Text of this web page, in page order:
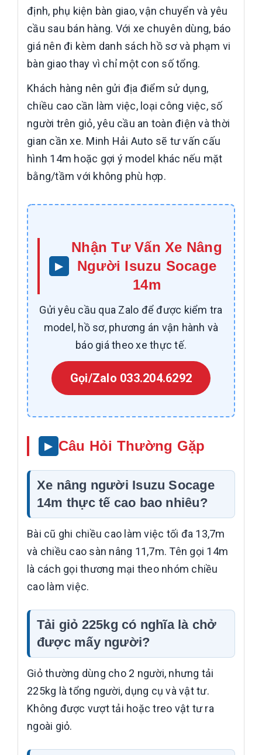
định, phụ kiện bàn giao, vận chuyển và yêu
cầu sau bán hàng. Với xe chuyên dùng, báo
giá nên đi kèm danh sách hồ sơ và phạm vi
bàn giao thay vì chỉ một con số tổng.
Khách hàng nên gửi địa điểm sử dụng,
chiều cao cần làm việc, loại công việc, số
người trên giỏ, yêu cầu an toàn điện và thời
gian cần xe. Minh Hải Auto sẽ tư vấn cấu
hình 14m hoặc gợi ý model khác nếu mặt
bằng/tầm với không phù hợp.
Nhận Tư Vấn Xe Nâng
Người Isuzu Socage
14m
Gửi yêu cầu qua Zalo để được kiểm tra
model, hồ sơ, phương án vận hành và
báo giá theo xe thực tế.
Gọi/Zalo 033.204.6292
Câu Hỏi Thường Gặp
Xe nâng người Isuzu Socage
14m thực tế cao bao nhiêu?
Bài cũ ghi chiều cao làm việc tối đa 13,7m
và chiều cao sàn nâng 11,7m. Tên gọi 14m
là cách gọi thương mại theo nhóm chiều
cao làm việc.
Tải giỏ 225kg có nghĩa là chở
được mấy người?
Giỏ thường dùng cho 2 người, nhưng tải
225kg là tổng người, dụng cụ và vật tư.
Không được vượt tải hoặc treo vật tư ra
ngoài giỏ.